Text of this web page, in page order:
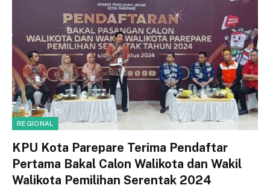
REGIONAL
KPU Kota Parepare Terima Pendaftar
Pertama Bakal Calon Walikota dan Wakil
Walikota Pemilihan Serentak 2024